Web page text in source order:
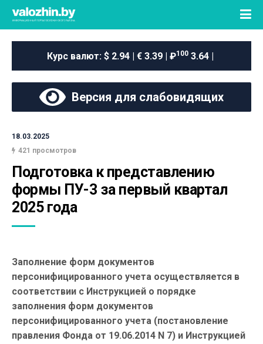
Курс валют: $ 2.94 | € 3.39 | ₽100 3.64 |
Версия для слабовидящих
18.03.2025
421 просмотров
Подготовка к представлению
формы ПУ-3 за первый квартал
2025 года
Заполнение форм документов
персонифицированного учета осуществляется в
соответствии с Инструкцией о порядке
заполнения форм документов
персонифицированного учета (постановление
правления Фонда от 19.06.2014 N 7) и Инструкцией